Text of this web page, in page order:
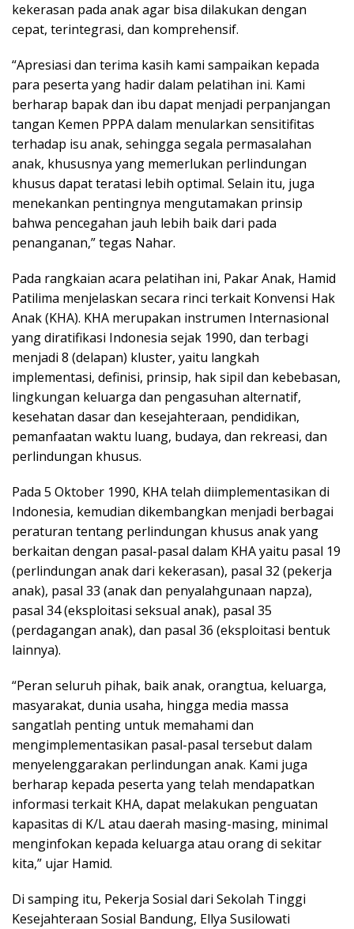
kekerasan pada anak agar bisa dilakukan dengan
cepat, terintegrasi, dan komprehensif.
“Apresiasi dan terima kasih kami sampaikan kepada
para peserta yang hadir dalam pelatihan ini. Kami
berharap bapak dan ibu dapat menjadi perpanjangan
tangan Kemen PPPA dalam menularkan sensitifitas
terhadap isu anak, sehingga segala permasalahan
anak, khususnya yang memerlukan perlindungan
khusus dapat teratasi lebih optimal. Selain itu, juga
menekankan pentingnya mengutamakan prinsip
bahwa pencegahan jauh lebih baik dari pada
penanganan,” tegas Nahar.
Pada rangkaian acara pelatihan ini, Pakar Anak, Hamid
Patilima menjelaskan secara rinci terkait Konvensi Hak
Anak (KHA). KHA merupakan instrumen Internasional
yang diratifikasi Indonesia sejak 1990, dan terbagi
menjadi 8 (delapan) kluster, yaitu langkah
implementasi, definisi, prinsip, hak sipil dan kebebasan,
lingkungan keluarga dan pengasuhan alternatif,
kesehatan dasar dan kesejahteraan, pendidikan,
pemanfaatan waktu luang, budaya, dan rekreasi, dan
perlindungan khusus.
Pada 5 Oktober 1990, KHA telah diimplementasikan di
Indonesia, kemudian dikembangkan menjadi berbagai
peraturan tentang perlindungan khusus anak yang
berkaitan dengan pasal-pasal dalam KHA yaitu pasal 19
(perlindungan anak dari kekerasan), pasal 32 (pekerja
anak), pasal 33 (anak dan penyalahgunaan napza),
pasal 34 (eksploitasi seksual anak), pasal 35
(perdagangan anak), dan pasal 36 (eksploitasi bentuk
lainnya).
“Peran seluruh pihak, baik anak, orangtua, keluarga,
masyarakat, dunia usaha, hingga media massa
sangatlah penting untuk memahami dan
mengimplementasikan pasal-pasal tersebut dalam
menyelenggarakan perlindungan anak. Kami juga
berharap kepada peserta yang telah mendapatkan
informasi terkait KHA, dapat melakukan penguatan
kapasitas di K/L atau daerah masing-masing, minimal
menginfokan kepada keluarga atau orang di sekitar
kita,” ujar Hamid.
Di samping itu, Pekerja Sosial dari Sekolah Tinggi
Kesejahteraan Sosial Bandung, Ellya Susilowati